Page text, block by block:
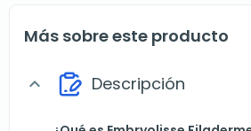
Más sobre este producto
expand_more Descripción